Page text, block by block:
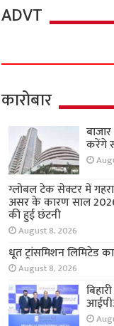
ADVT
कारोबार
करेंगे
ग्लोबल टेक सेक्टर में
असर के कारण साल
की हुई छंटनी
August 8, 2026
धूत ट्रांसमिशन
August 8, 2026